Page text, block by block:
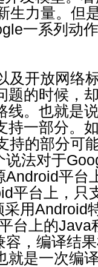
生力量。但
一系列动
及开放网络
题的时候，
线。也就是
持一部分。
持的部分可
说法对于
Android平台
平台上，只
用Android
台上的Java
，编译结
就是一次编